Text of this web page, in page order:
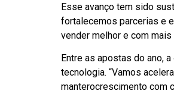
Esse avanço tem sido
fortalecemos parcerias e
vender melhor e com
Entre as apostas do ano,
tecnologia. “Vamos
manterocrescimento com